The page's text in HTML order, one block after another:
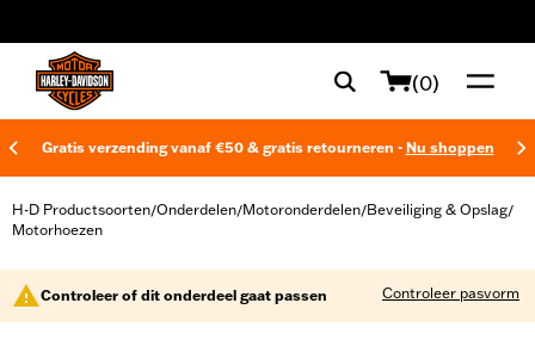
(0)
Gratis verzending vanaf €50 & gratis retourneren - Nu shoppen
H-D Productsoorten/Onderdelen/Motoronderdelen/Beveiliging & Opslag/
Motorhoezen
Controleer of dit onderdeel gaat passen Controleer pasvorm